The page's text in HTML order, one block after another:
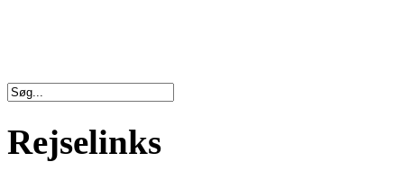
Rejselinks